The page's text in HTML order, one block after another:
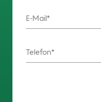
E-Mail
Telefon